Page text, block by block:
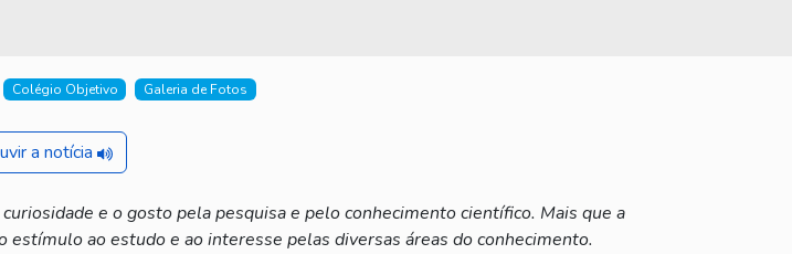
Colégio Objetivo Galeria de Fotos
a notícia
e o gosto pela pesquisa e pelo conhecimento científico. Mais que a
ao estudo e ao interesse pelas diversas áreas do conhecimento.